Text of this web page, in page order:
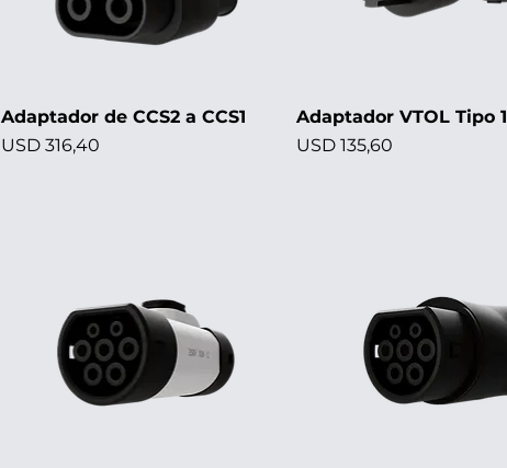
Adaptador de CCS2 a CCS1
Precio
USD 316,40
Adaptador VTOL Tipo 1
Precio
USD 135,60